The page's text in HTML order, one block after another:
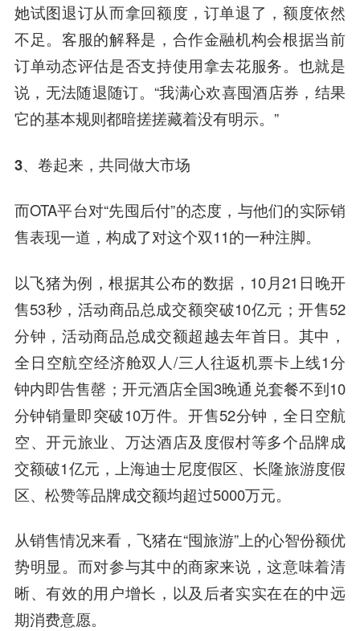
她试图退订从而拿回额度，订单退了，额度依然
不足。客服的解释是，合作金融机构会根据当前
订单动态评估是否支持使用拿去花服务。也就是
说，无法随退随订。“我满心欢喜囤酒店券，结果
它的基本规则都暗搓搓藏着没有明示。”
3、卷起来，共同做大市场
而OTA平台对“先囤后付”的态度，与他们的实际销
售表现一道，构成了对这个双11的一种注脚。
以飞猪为例，根据其公布的数据，10月21日晚开
售53秒，活动商品总成交额突破10亿元；开售52
分钟，活动商品总成交额超越去年首日。其中，
全日空航空经济舱双人/三人往返机票卡上线1分
钟内即告售罄；开元酒店全国3晚通兑套餐不到10
分钟销量即突破10万件。开售52分钟，全日空航
空、开元旅业、万达酒店及度假村等多个品牌成
交额破1亿元，上海迪士尼度假区、长隆旅游度假
区、松赞等品牌成交额均超过5000万元。
从销售情况来看，飞猪在“囤旅游”上的心智份额优
势明显。而对参与其中的商家来说，这意味着清
晰、有效的用户增长，以及后者实实在在的中远
期消费意愿。